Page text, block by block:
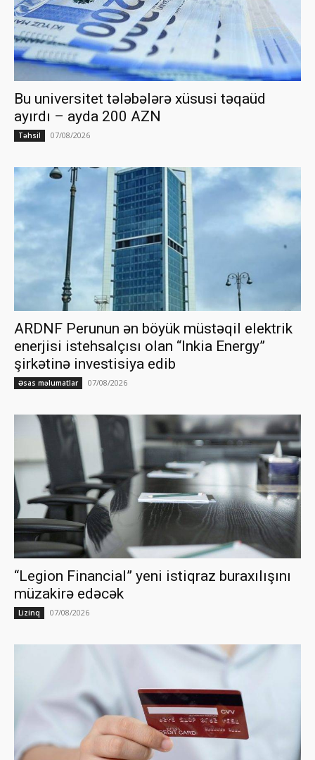
Bu universitet tələbələrə xüsusi təqaüd
ayırdı – ayda 200 AZN
Təhsil 07/08/2026
ARDNF Perunun ən böyük müstəqil elektrik
enerjisi istehsalçısı olan “Inkia Energy”
şirkətinə investisiya edib
Əsas məlumatlar 07/08/2026
“Legion Financial” yeni istiqraz buraxılışını
müzakirə edəcək
Lizinq 07/08/2026